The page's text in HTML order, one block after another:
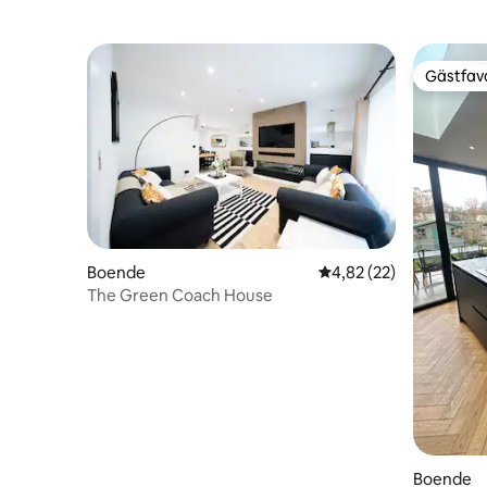
Boende 4,82 av 5 i
4,82 (22)
The Green Coach House
Boende